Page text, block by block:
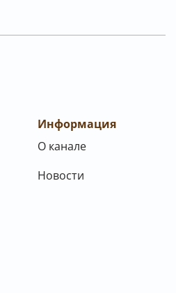
Информация
О канале
Новости